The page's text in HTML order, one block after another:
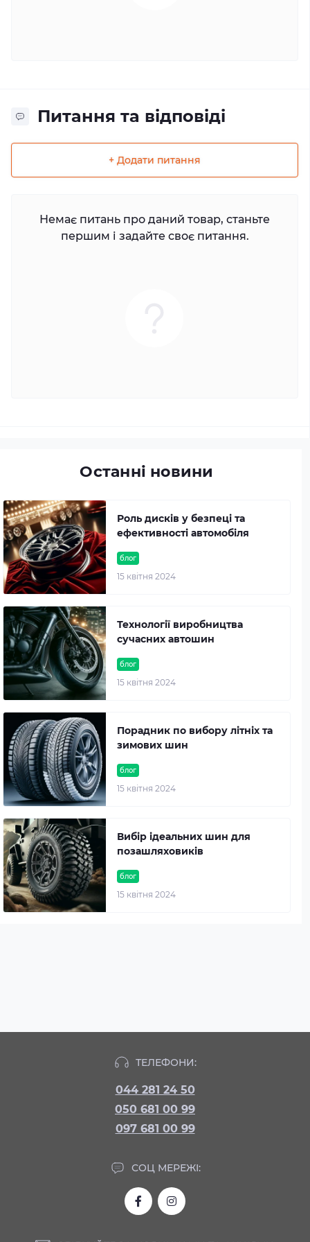
Питання та відповіді
+ Додати питання
Немає питань про даний товар, станьте
першим і задайте своє питання.
Останні новини
блог
15 квітня 2024
Роль дисків у безпеці та
ефективності автомобіля
блог
15 квітня 2024
Технології виробництва
сучасних автошин
блог
15 квітня 2024
Порадник по вибору літніх та
зимових шин
блог
15 квітня 2024
Вибір ідеальних шин для
позашляховиків
ТЕЛЕФОНИ:
044 281 24 50
050 681 00 99
097 681 00 99
СОЦ МЕРЕЖІ: